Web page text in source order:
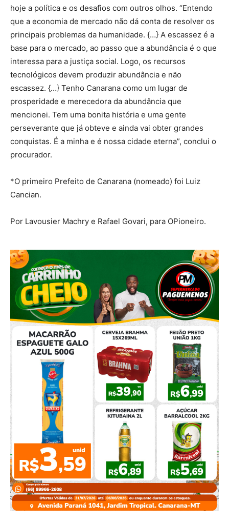
hoje a política e os desafios com outros olhos. “Entendo
que a economia de mercado não dá conta de resolver os
principais problemas da humanidade. {…} A escassez é a
base para o mercado, ao passo que a abundância é o que
interessa para a justiça social. Logo, os recursos
tecnológicos devem produzir abundância e não
escassez. {…} Tenho Canarana como um lugar de
prosperidade e merecedora da abundância que
mencionei. Tem uma bonita história e uma gente
perseverante que já obteve e ainda vai obter grandes
conquistas. É a minha e é nossa cidade eterna”, conclui o
procurador.
*O primeiro Prefeito de Canarana (nomeado) foi Luiz
Cancian.
Por Lavousier Machry e Rafael Govari, para OPioneiro.